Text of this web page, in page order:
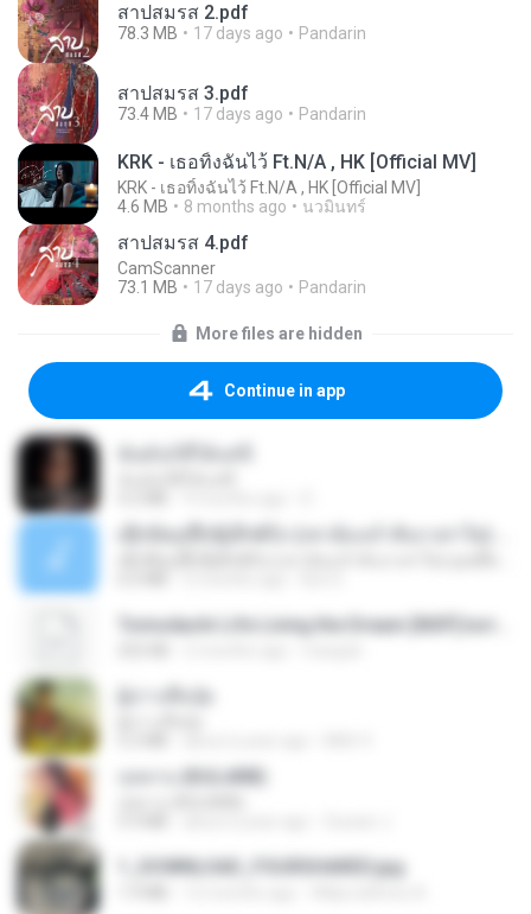
สาปสมรส 2.pdf
78.3 MB 17 days ago Pandarin
สาปสมรส 3.pdf
73.4 MB 17 days ago Pandarin
KRK - เธอทิ้งฉันไว้ Ft.N/A , HK [Official MV]
KRK - เธอทิ้งฉันไว้ Ft.N/A , HK [Official MV]
4.6 MB
8 months ago นวมินทร์
สาปสมรส 4.pdf
CamScanner
73.1 MB
17 days ago Pandarin
More files are hidden
Continue in app
กุหลาบ (KULARB)
1_DOWNLOAD_FOURSHARED.jpg